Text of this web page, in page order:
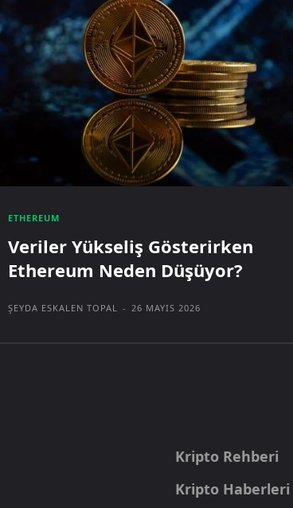
ETHEREUM
Veriler Yükseliş Gösterirken
Ethereum Neden Düşüyor?
ŞEYDA ESKALEN TOPAL - 26 MAYIS 2026
Kripto Rehberi
Kripto Haberleri